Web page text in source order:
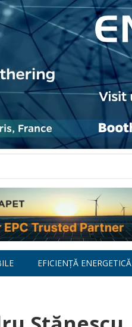
EFICIENȚĂ ENERGETICĂ